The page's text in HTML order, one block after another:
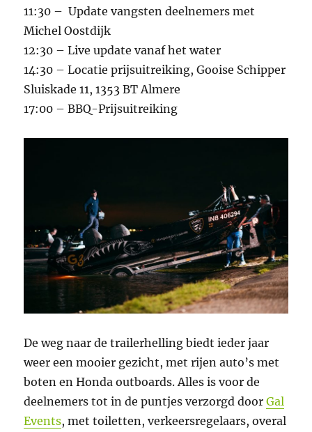
11:30 – Update vangsten deelnemers met
Michel Oostdijk
12:30 – Live update vanaf het water
14:30 – Locatie prijsuitreiking, Gooise Schipper
Sluiskade 11, 1353 BT Almere
17:00 – BBQ-Prijsuitreiking
De weg naar de trailerhelling biedt ieder jaar
weer een mooier gezicht, met rijen auto’s met
boten en Honda outboards. Alles is voor de
deelnemers tot in de puntjes verzorgd doorGal
Events, met toiletten, verkeersregelaars, overal